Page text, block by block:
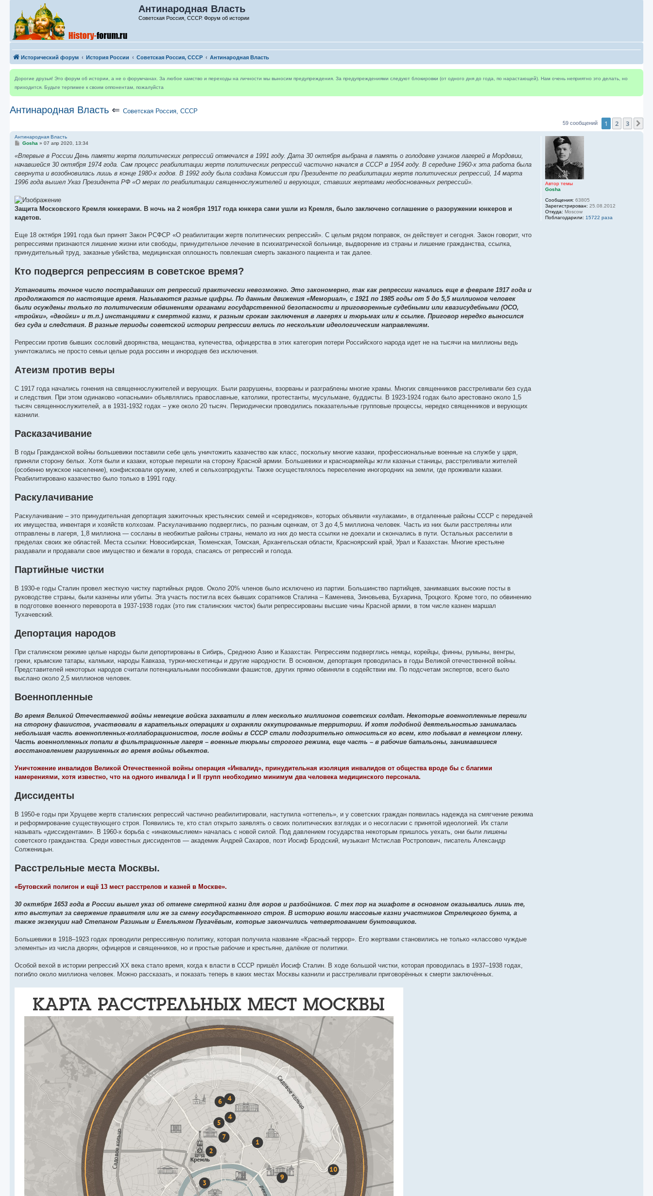
Антинародная Власть
Советская Россия, СССР. Форум об истории
Исторический форум История России Советская Россия, СССР Антинародная Власть
Дорогие друзья! Это форум об истории, а не о форумчанах. За любое хамство и переходы на личности мы выносим предупреждения. За предупреждениями следуют блокировки (от одного дня до года, по нарастающей). Нам очень неприятно это делать, но
приходится. Будьте терпимее к своим оппонентам, пожалуйста
Антинародная Власть ⇐ Советская Россия, СССР
59 сообщений 1 2 3
Автор темы
Gosha
Сообщения: 63805
Зарегистрирован: 25.08.2012
Откуда: Moscow
Поблагодарили: 15722 раза
Антинародная Власть
С
о
щ
е
и
Gosha » 07 апр 2020, 13:34
«Впервые в России День памяти жертв политических репрессий отмечался в 1991 году. Дата 30 октября выбрана в память о голодовке узников лагерей в Мордовии,
начавшейся 30 октября 1974 года. Сам процесс реабилитации жертв политических репрессий частично начался в СССР в 1954 году. В середине 1960-х эта работа была
свернута и возобновилась лишь в конце 1980-х годов. В 1992 году была создана Комиссия при Президенте по реабилитации жертв политических репрессий, 14 марта
1996 года вышел Указ Президента РФ «О мерах по реабилитации священнослужителей и верующих, ставших жертвами необоснованных репрессий».
Защита Московского Кремля юнкерами. В ночь на 2 ноября 1917 года юнкера сами ушли из Кремля, было заключено соглашение о разоружении юнкеров и
кадетов.
Еще 18 октября 1991 года был принят Закон РСФСР «О реабилитации жертв политических репрессий». С целым рядом поправок, он действует и сегодня. Закон говорит, что
репрессиями признаются лишение жизни или свободы, принудительное лечение в психиатрической больнице, выдворение из страны и лишение гражданства, ссылка,
принудительный труд, заказные убийства, медицинская оплошность повлекшая смерть заказного пациента и так далее.
Кто подвергся репрессиям в советское время?
Установить точное число пострадавших от репрессий практически невозможно. Это закономерно, так как репрессии начались еще в феврале 1917 года и
продолжаются по настоящие время. Называются разные цифры. По данным движения «Мемориал», с 1921 по 1985 годы от 5 до 5,5 миллионов человек
были осуждены только по политическим обвинениям органами государственной безопасности и приговоренные судебными или квазисудебными (ОСО,
«тройки», «двойки» и т.п.) инстанциями к смертной казни, к разным срокам заключения в лагерях и тюрьмах или к ссылке. Приговор нередко выносился
без суда и следствия. В разные периоды советской истории репрессии велись по нескольким идеологическим направлениям.
Репрессии против бывших сословий дворянства, мещанства, купечества, офицерства в этих категория потери Российского народа идет не на тысячи на миллионы ведь
уничтожались не просто семьи целые рода россиян и инородцев без исключения.
Атеизм против веры
С 1917 года начались гонения на священнослужителей и верующих. Были разрушены, взорваны и разграблены многие храмы. Многих священников расстреливали без суда
и следствия. При этом одинаково «опасными» объявлялись православные, католики, протестанты, мусульмане, буддисты. В 1923-1924 годах было арестовано около 1,5
тысяч священнослужителей, а в 1931-1932 годах – уже около 20 тысяч. Периодически проводились показательные групповые процессы, нередко священников и верующих
казнили.
Расказачивание
В годы Гражданской войны большевики поставили себе цель уничтожить казачество как класс, поскольку многие казаки, профессиональные военные на службе у царя,
приняли сторону белых. Хотя были и казаки, которые перешли на сторону Красной армии. Большевики и красноармейцы жгли казачьи станицы, расстреливали жителей
(особенно мужское население), конфисковали оружие, хлеб и сельхозпродукты. Также осуществлялось переселение иногородних на земли, где проживали казаки.
Реабилитировано казачество было только в 1991 году.
Раскулачивание
Раскулачивание – это принудительная депортация зажиточных крестьянских семей и «середняков», которых объявили «кулаками», в отдаленные районы СССР с передачей
их имущества, инвентаря и хозяйств колхозам. Раскулачиванию подверглись, по разным оценкам, от 3 до 4,5 миллиона человек. Часть из них были расстреляны или
отправлены в лагеря, 1,8 миллиона — сосланы в необжитые районы страны, немало из них до места ссылки не доехали и скончались в пути. Остальных расселили в
пределах своих же областей. Места ссылки: Новосибирская, Тюменская, Томская, Архангельская области, Красноярский край, Урал и Казахстан. Многие крестьяне
раздавали и продавали свое имущество и бежали в города, спасаясь от репрессий и голода.
Партийные чистки
В 1930-е годы Сталин провел жесткую чистку партийных рядов. Около 20% членов было исключено из партии. Большинство партийцев, занимавших высокие посты в
руководстве страны, были казнены или убиты. Эта участь постигла всех бывших соратников Сталина – Каменева, Зиновьева, Бухарина, Троцкого. Кроме того, по обвинению
в подготовке военного переворота в 1937-1938 годах (это пик сталинских чисток) были репрессированы высшие чины Красной армии, в том числе казнен маршал
Тухачевский.
Депортация народов
При сталинском режиме целые народы были депортированы в Сибирь, Среднюю Азию и Казахстан. Репрессиям подверглись немцы, корейцы, финны, румыны, венгры,
греки, крымские татары, калмыки, народы Кавказа, турки-месхетинцы и другие народности. В основном, депортация проводилась в годы Великой отечественной войны.
Представителей некоторых народов считали потенциальными пособниками фашистов, других прямо обвиняли в содействии им. По подсчетам экспертов, всего было
выслано около 2,5 миллионов человек.
Военнопленные
Во время Великой Отечественной войны немецкие войска захватили в плен несколько миллионов советских солдат. Некоторые военнопленные перешли
на сторону фашистов, участвовали в карательных операциях и охраняли оккупированные территории. И хотя подобной деятельностью занималась
небольшая часть военнопленных-коллаборационистов, после войны в СССР стали подозрительно относиться ко всем, кто побывал в немецком плену.
Часть военнопленных попали в фильтрационные лагеря – военные тюрьмы строгого режима, еще часть – в рабочие батальоны, занимавшиеся
восстановлением разрушенных во время войны объектов.
Уничтожение инвалидов Великой Отечественной войны операция «Инвалид», принудительная изоляция инвалидов от общества вроде бы с благими
намерениями, хотя известно, что на одного инвалида I и II групп необходимо минимум два человека медицинского персонала.
Диссиденты
В 1950-е годы при Хрущеве жертв сталинских репрессий частично реабилитировали, наступила «оттепель», и у советских граждан появилась надежда на смягчение режима
и реформирование существующего строя. Появились те, кто стал открыто заявлять о своих политических взглядах и о несогласии с принятой идеологией. Их стали
называть «диссидентами». В 1960-х борьба с «инакомыслием» началась с новой силой. Под давлением государства некоторым пришлось уехать, они были лишены
советского гражданства. Среди известных диссидентов — академик Андрей Сахаров, поэт Иосиф Бродский, музыкант Мстислав Ростропович, писатель Александр
Солженицын.
Расстрельные места Москвы.
«Бутовский полигон и ещё 13 мест расстрелов и казней в Москве».
30 октября 1653 года в России вышел указ об отмене смертной казни для воров и разбойников. С тех пор на эшафоте в основном оказывались лишь те,
кто выступал за свержение правителя или же за смену государственного строя. В историю вошли массовые казни участников Стрелецкого бунта, а
также экзекуции над Степаном Разиным и Емельяном Пугачёвым, которые закончились четвертованием бунтовщиков.
Большевики в 1918–1923 годах проводили репрессивную политику, которая получила название «Красный террор». Его жертвами становились не только «классово чуждые
элементы» из числа дворян, офицеров и священников, но и простые рабочие и крестьяне, далёкие от политики.
Особой вехой в истории репрессий ХХ века стало время, когда к власти в СССР пришёл Иосиф Сталин. В ходе большой чистки, которая проводилась в 1937–1938 годах,
погибло около миллиона человек. Можно рассказать, и показать теперь в каких местах Москвы казнили и расстреливали приговорённых к смерти заключённых.